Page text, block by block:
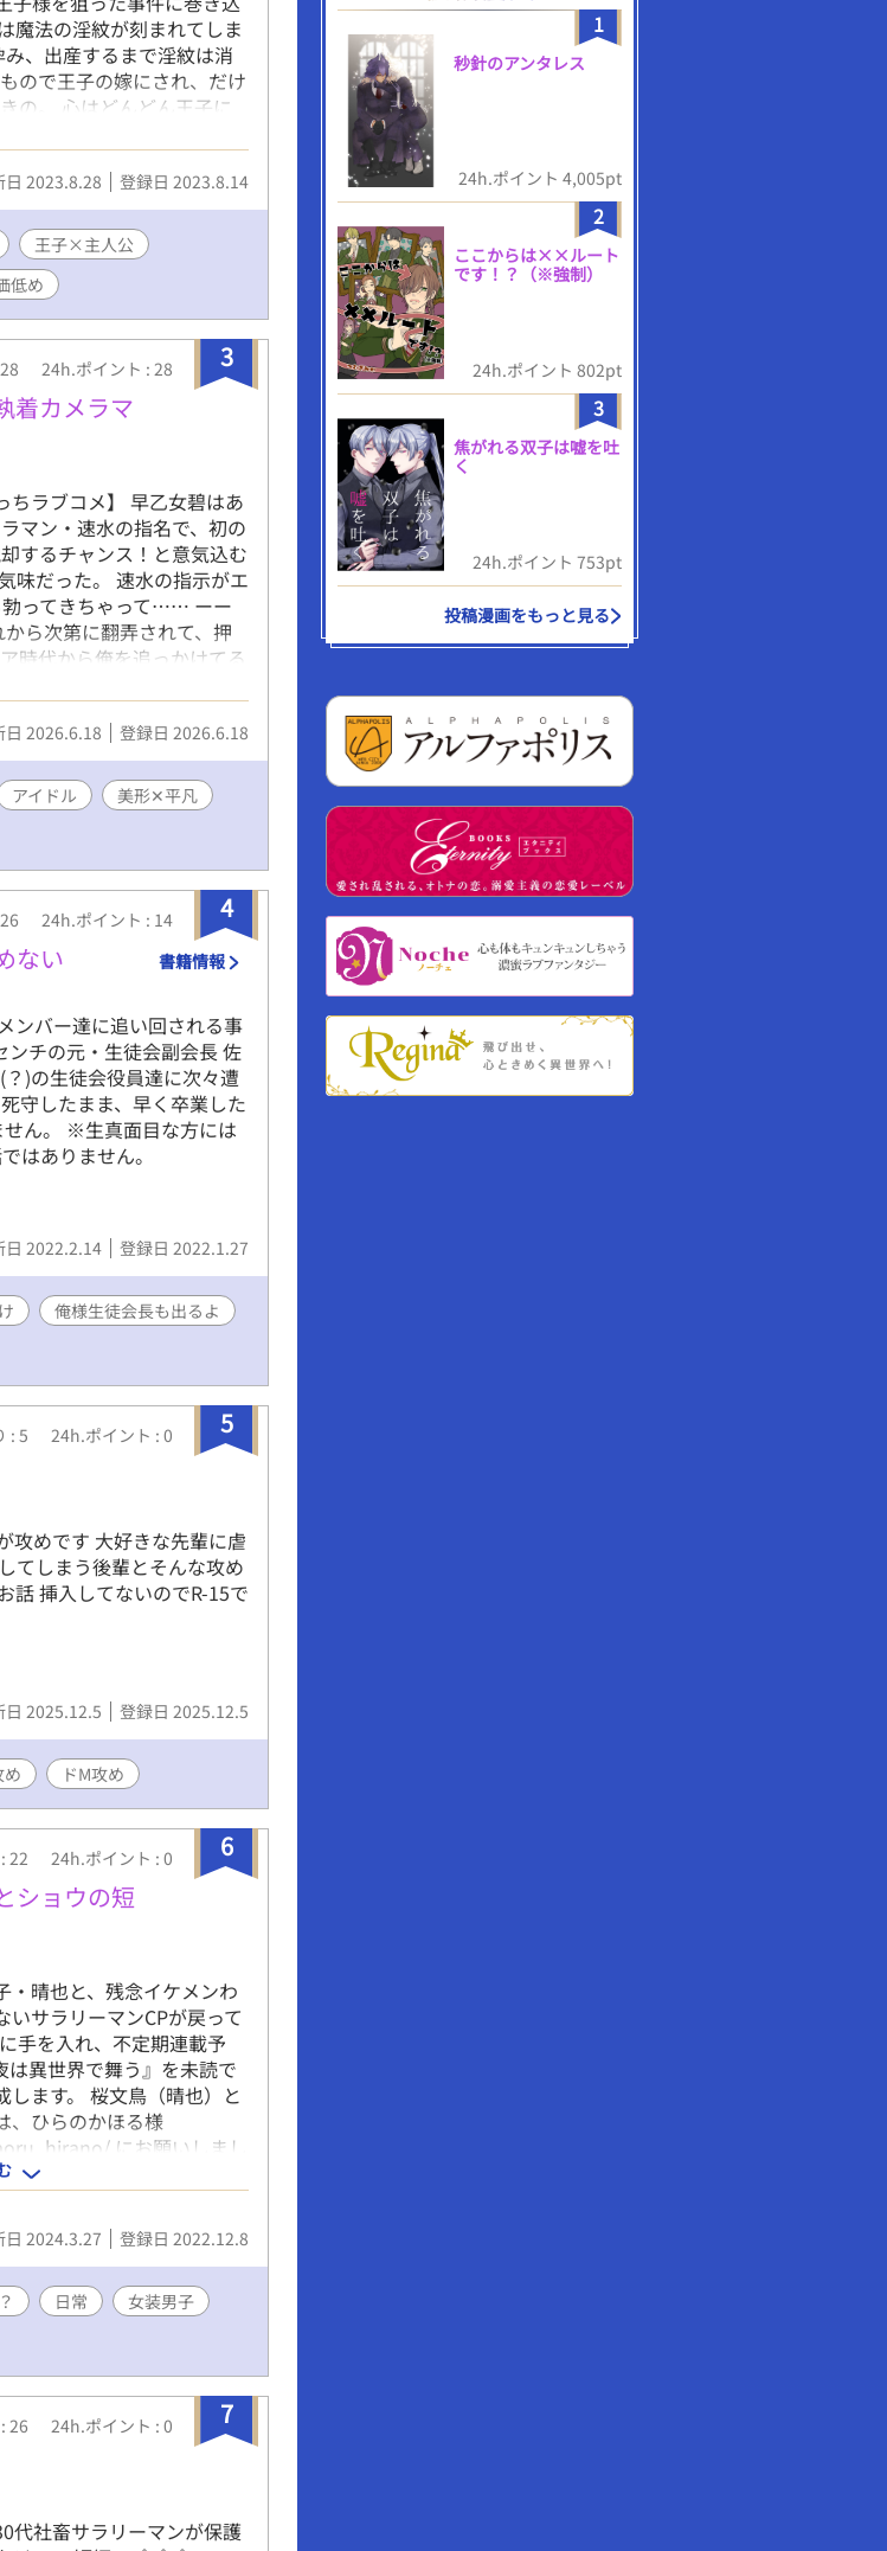
魔法の淫紋が刻まれてしま
、出産するまで淫紋は消
ので王子の嫁にされ、だけ
の。 心はどんどん王子に
が保障されて、さよな
辛い。
日 2023.8.28 登録日 2023.8.14
王子×主人公
低め
3
24h.ポイント : 28
着カメラマ
ちラブコメ】 早乙女碧はあ
マン・速水の指名で、初の
するチャンス！と意気込む
味だった。 速水の指示がエ
勃ってきちゃって…… ーー
ら次第に翻弄されて、押
時代から俺を追っかけてる
執着系カメラマン×自己評
投稿予定
日 2026.6.18 登録日 2026.6.18
アイドル
美形✕平凡
4
24h.ポイント : 14
ない 書籍情報
ンバー達に追い回される事
チの元・生徒会副会長 佐
)の生徒会役員達に次々遭
守したまま、早く卒業した
ん。 ※生真面目な方には
はありません。
日 2022.2.14 登録日 2022.1.27
俺様生徒会長も出るよ
5
: 5 24h.ポイント : 0
めです 大好きな先輩に虐
てしまう後輩とそんな攻め
話 挿入してないのでR-15で
日 2025.12.5 登録日 2025.12.5
ドM攻め
6
22 24h.ポイント : 0
ショウの短
・晴也と、残念イケメンわ
サラリーマンCPが戻って
手を入れ、不定期連載予
は異世界で舞う』を未読で
ます。 桜文鳥（晴也）と
、ひらのかほる様
にお願いしまし
メージで描いていただき
※無断転載・自作発言
行為はおやめください※ ☆
日 2024.3.27 登録日 2022.12.8
日常
女装男子
7
26 24h.ポイント : 0
代社畜サラリーマンが保護
1
秒針のアンタレス
24h.ポイント 4,005pt
2
ここからは××ルート
です！？（※強制）
24h.ポイント 802pt
3
焦がれる双子は嘘を吐
く
24h.ポイント 753pt
投稿漫画をもっと見る